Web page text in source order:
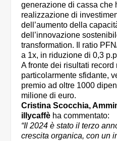
generazione di cassa che
realizzazione di
dell’aumento della
dell’innovazione
transformation. Il ratio
a 1x, in riduzione di 0,3
A fronte dei risultati
particolarmente sfidante,
premio ad oltre 1000
milione di euro.
Cristina Scocchia,
illycaffè ha commentato:
“Il 2024 è stato il terzo
crescita organica, con un